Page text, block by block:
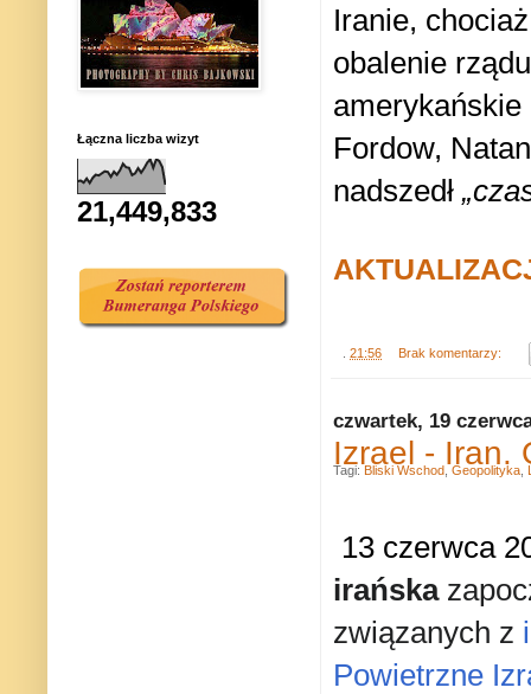
Iranie,
obalenie
amerykańskie
Fordow,
nadszedł
21:56 Brak komentarzy:
czwartek, 19
Izrael - Iran.
13 czerwca
irańska
związanych z
Powietrzne
Tagi: Bliski Wschod Geopolityka
Łączna liczba wizyt
21,449,833